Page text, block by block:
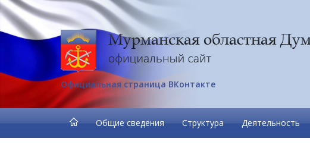
Официальная страница ВКонтакте
Общие сведения Структура Деятельность